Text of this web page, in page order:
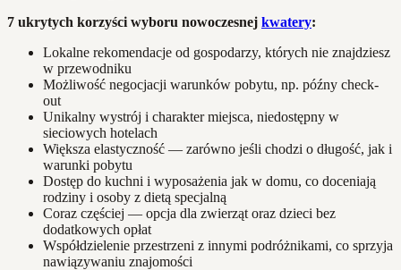
7 ukrytych korzyści wyboru nowoczesnej kwatery:
Lokalne rekomendacje od gospodarzy, których nie znajdziesz
w przewodniku
Możliwość negocjacji warunków pobytu, np. późny check-
out
Unikalny wystrój i charakter miejsca, niedostępny w
sieciowych hotelach
Większa elastyczność — zarówno jeśli chodzi o długość, jak i
warunki pobytu
Dostęp do kuchni i wyposażenia jak w domu, co doceniają
rodziny i osoby z dietą specjalną
Coraz częściej — opcja dla zwierząt oraz dzieci bez
dodatkowych opłat
Współdzielenie przestrzeni z innymi podróżnikami, co sprzyja
nawiązywaniu znajomości